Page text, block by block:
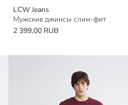
LCW Jeans
Мужские джинсы слим-фит
2 399,00 RUB